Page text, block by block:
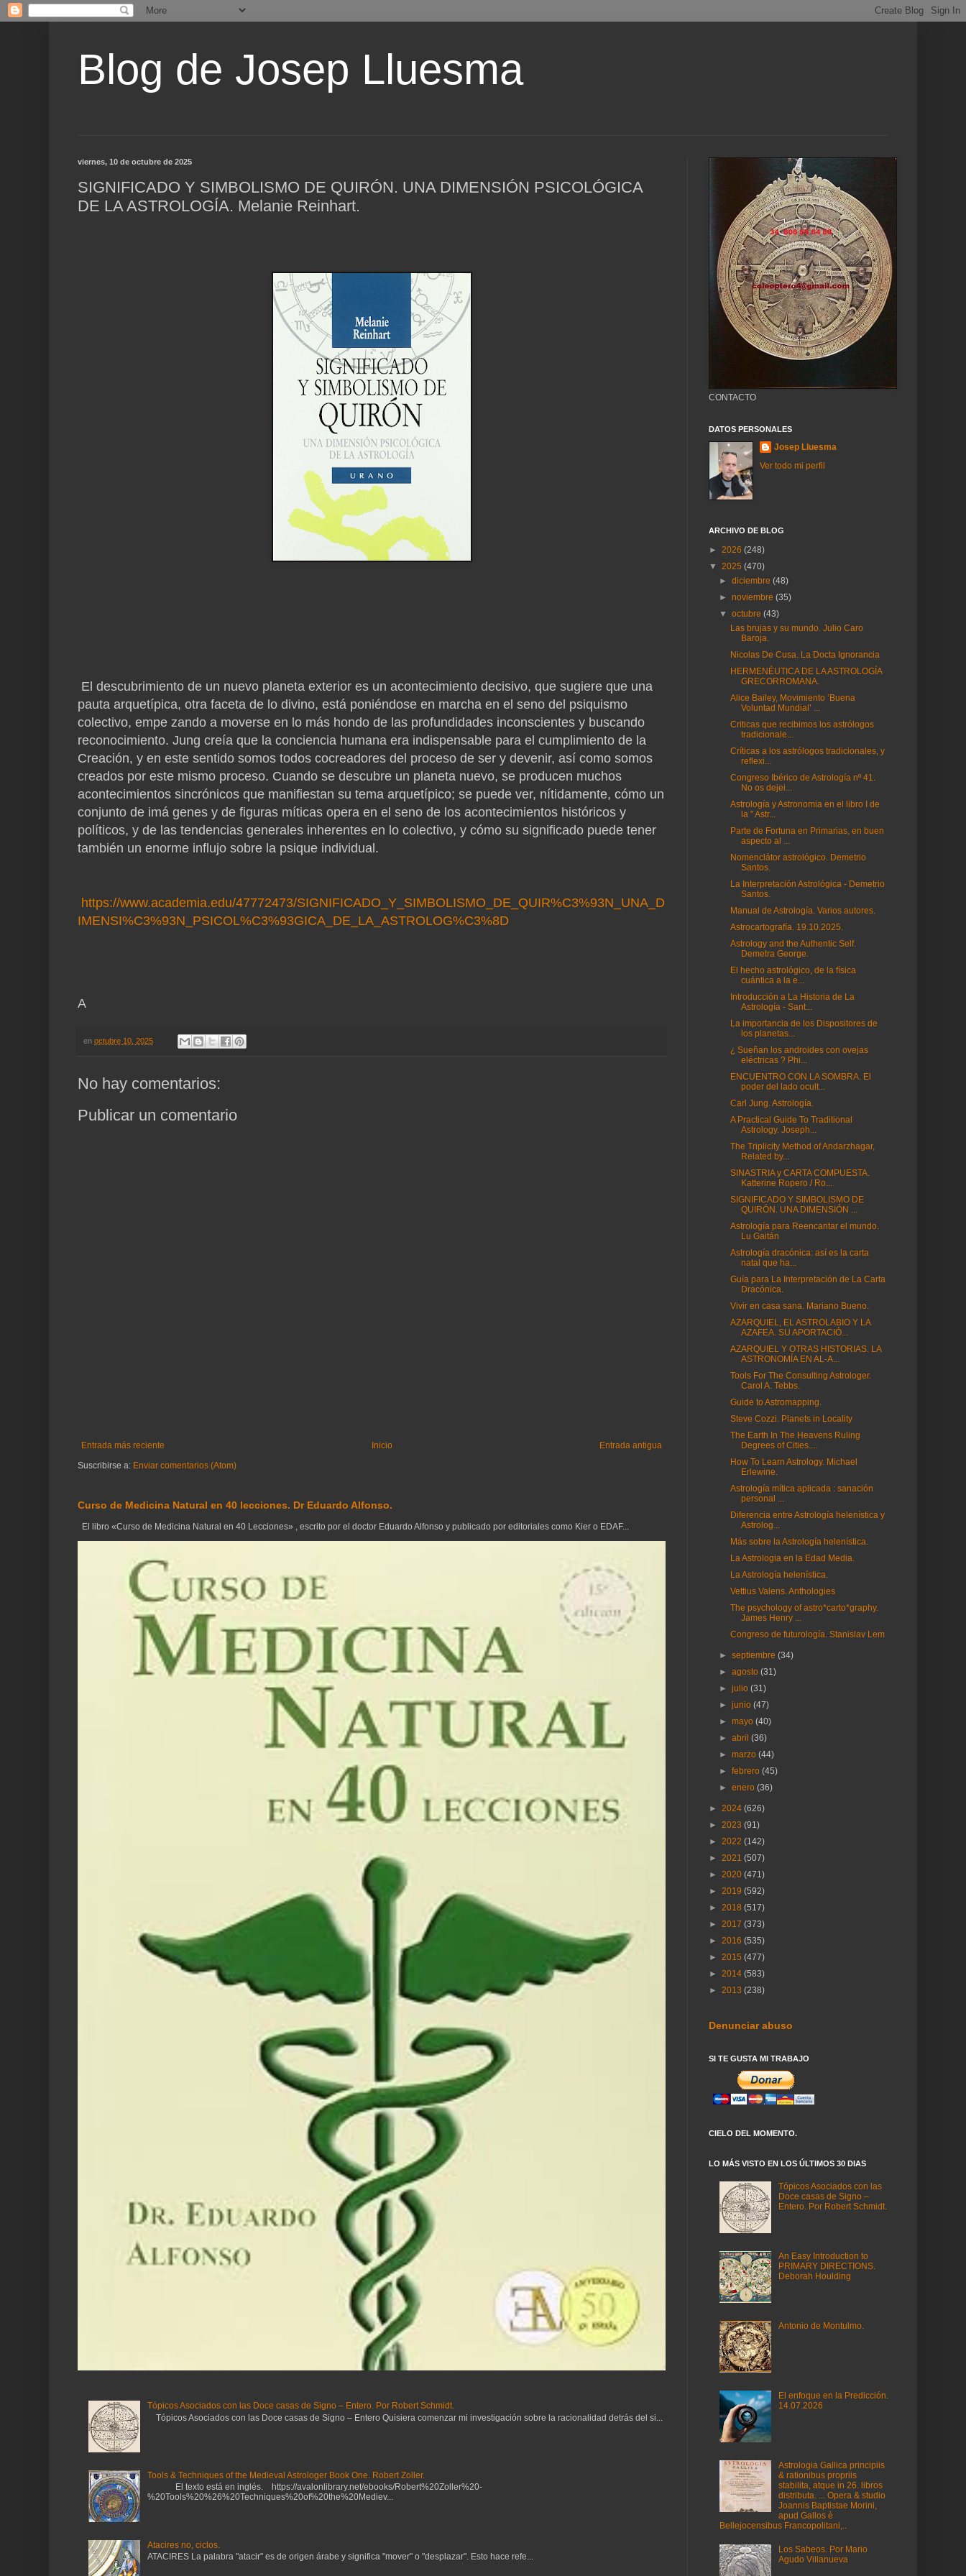
Blog de Josep Lluesma
viernes, 10 de octubre de 2025
SIGNIFICADO Y SIMBOLISMO DE QUIRÓN. UNA DIMENSIÓN PSICOLÓGICA
DE LA ASTROLOGÍA. Melanie Reinhart.
El descubrimiento de un nuevo planeta exterior es un acontecimiento decisivo, que sugiere que una
pauta arquetípica, otra faceta de lo divino, está poniéndose en marcha en el seno del psiquismo
colectivo, empe zando a moverse en lo más hondo de las profundidades inconscientes y buscando
reconocimiento. Jung creía que la conciencia humana era indispensable para el cumplimiento de la
Creación, y en este sentido somos todos cocreadores del proceso de ser y devenir, así como somos
creados por este mismo proceso. Cuando se descubre un planeta nuevo, se producen muchos
acontecimientos sincrónicos que manifiestan su tema arquetípico; se puede ver, nítidamente, cómo un
conjunto de imá genes y de figuras míticas opera en el seno de los acontecimientos históricos y
políticos, y de las tendencias generales inherentes en lo colectivo, y cómo su significado puede tener
también un enorme influjo sobre la psique individual.
https://www.academia.edu/47772473/SIGNIFICADO_Y_SIMBOLISMO_DE_QUIR%C3%93N_UNA_D
IMENSI%C3%93N_PSICOL%C3%93GICA_DE_LA_ASTROLOG%C3%8D
A
en octubre 10, 2025
No hay comentarios:
Publicar un comentario
Entrada más reciente Entrada antigua
Inicio
Suscribirse a: Enviar comentarios (Atom)
Curso de Medicina Natural en 40 lecciones. Dr Eduardo Alfonso.
El libro «Curso de Medicina Natural en 40 Lecciones» , escrito por el doctor Eduardo Alfonso y publicado por editoriales como Kier o EDAF...
Tópicos Asociados con las Doce casas de Signo – Entero. Por Robert Schmidt.
Tópicos Asociados con las Doce casas de Signo – Entero Quisiera comenzar mi investigación sobre la racionalidad detrás del si...
Tools & Techniques of the Medieval Astrologer Book One. Robert Zoller.
El texto está en inglés. https://avalonlibrary.net/ebooks/Robert%20Zoller%20-
%20Tools%20%26%20Techniques%20of%20the%20Mediev...
Atacires no, ciclos.
ATACIRES La palabra "atacir" es de origen árabe y significa "mover" o "desplazar". Esto hace refe...
CONTACTO
DATOS PERSONALES
Josep Lluesma
Ver todo mi perfil
ARCHIVO DE BLOG
► 2026 (248)
▼ 2025 (470)
►diciembre(48)
►noviembre(35)
▼octubre(43)
Las brujas y su mundo. Julio Caro
Baroja.
Nicolas De Cusa. La Docta Ignorancia
HERMENÉUTICA DE LA ASTROLOGÍA
GRECORROMANA.
Alice Bailey, Movimiento ‘Buena
Voluntad Mundial’ ...
Criticas que recibimos los astrólogos
tradicionale...
Críticas a los astrólogos tradicionales, y
reflexi...
Congreso Ibérico de Astrología nº 41.
No os dejei...
Astrología y Astronomia en el libro I de
la " Astr...
Parte de Fortuna en Primarias, en buen
aspecto al ...
Nomenclátor astrológico. Demetrio
Santos.
La Interpretación Astrológica - Demetrio
Santos.
Manual de Astrología. Varios autores.
Astrocartografía. 19.10.2025.
Astrology and the Authentic Self.
Demetra George.
El hecho astrológico, de la física
cuántica a la e...
Introducción a La Historia de La
Astrología - Sant...
La importancia de los Dispositores de
los planetas...
¿ Sueñan los androides con ovejas
eléctricas ? Phi...
ENCUENTRO CON LA SOMBRA. El
poder del lado ocult...
Carl Jung. Astrología.
A Practical Guide To Traditional
Astrology. Joseph...
The Triplicity Method of Andarzhagar,
Related by...
SINASTRIA y CARTA COMPUESTA.
Katterine Ropero / Ro...
SIGNIFICADO Y SIMBOLISMO DE
QUIRÓN. UNA DIMENSIÓN ...
Astrología para Reencantar el mundo.
Lu Gaitán
Astrología dracónica: así es la carta
natal que ha...
Guía para La Interpretación de La Carta
Dracónica.
Vivir en casa sana. Mariano Bueno.
AZARQUIEL, EL ASTROLABIO Y LA
AZAFEA. SU APORTACIÓ...
AZARQUIEL Y OTRAS HISTORIAS. LA
ASTRONOMÍA EN AL-A...
Tools For The Consulting Astrologer.
Carol A. Tebbs.
Guide to Astromapping.
Steve Cozzi. Planets in Locality
The Earth In The Heavens Ruling
Degrees of Cities....
How To Learn Astrology. Michael
Erlewine.
Astrología mítica aplicada : sanación
personal ...
Diferencia entre Astrología helenística y
Astrolog...
Más sobre la Astrología helenística.
La Astrologia en la Edad Media.
La Astrología helenística.
Vettius Valens. Anthologies
The psychology of astro*carto*graphy.
James Henry ...
Congreso de futurología. Stanislav Lem
►septiembre(34)
►agosto(31)
►julio(31)
►junio(47)
►mayo(40)
►abril(36)
►marzo(44)
►febrero(45)
►enero(36)
► 2024 (626)
► 2023 (91)
► 2022 (142)
► 2021 (507)
► 2020 (471)
► 2019 (592)
► 2018 (517)
► 2017 (373)
► 2016 (535)
► 2015 (477)
► 2014 (583)
► 2013 (238)
Denunciar abuso
SI TE GUSTA MI TRABAJO
CIELO DEL MOMENTO.
LO MÁS VISTO EN LOS ÚLTIMOS 30 DIAS
Tópicos Asociados con las
Doce casas de Signo –
Entero. Por Robert Schmidt.
An Easy Introduction to
PRIMARY DIRECTIONS.
Deborah Houlding
Antonio de Montulmo.
El enfoque en la Predicción.
14.07.2026
Astrologia Gallica principiis
& rationibus propriis
stabilita, atque in 26. libros
distributa. ... Opera & studio
Joannis Baptistae Morini,
apud Gallos è
Bellejocensibus Francopolitani,..
Los Sabeos. Por Mario
Agudo Villanueva